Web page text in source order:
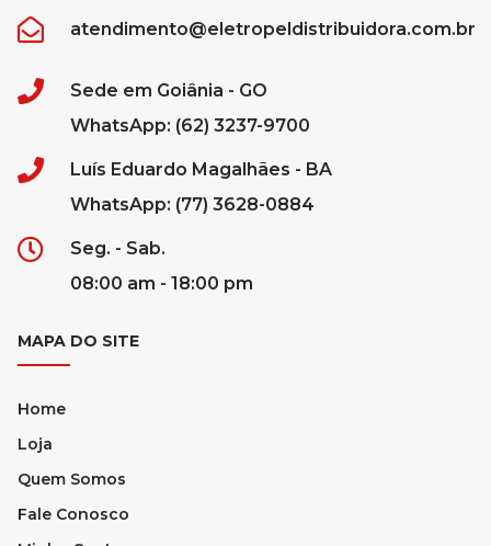
atendimento@eletropeldistribuidora.com.br
Sede em Goiânia - GO
WhatsApp: (62) 3237-9700
Luís Eduardo Magalhães - BA
WhatsApp: (77) 3628-0884
Seg. - Sab.
08:00 am - 18:00 pm
MAPA DO SITE
Home
Loja
Quem Somos
Fale Conosco